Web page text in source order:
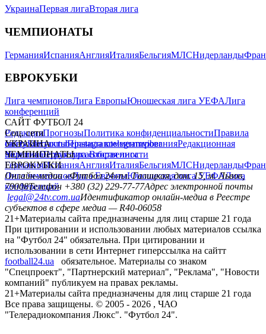
УкраинаПервая лигаВторая лига
ЧЕМПИОНАТЫ
ГерманияИспанияАнглияИталияБельгияМЛСНидерланды
ЕВРОКУБКИ
Лига чемпионовЛига ЕвропыЮношеская лига УЕФАЛига
конференций
САЙТ ФУТБОЛ 24
РедакцияПрогнозыПолитика конфиденциальностиПравила
сайтуКонтактыПравила комментированияРедакционная
политикаСтруктура собственности
Соц. сети
facebookxyoutubeinstagramtelegramviber
УКРАИНА
УкраинаПервая лигаВторая лига
ЧЕМПИОНАТЫ
ГерманияИспанияАнглияИталияБельгияМЛСНидерланды
ЕВРОКУБКИ
Лига чемпионовЛига ЕвропыЮношеская лига УЕФАЛига
конференций
Онлайн-медиа «Футбол 24»пл. Галицкая, дом. 15, м. Львов,
79008Телефон +380 (32) 229-77-77Адрес электронной почты
legal@24tv.com.uaИдентификатор онлайн-медиа в Реестре
субъектов в сфере медиа — R40-06058
21+Материалы сайта предназначены для лиц старше 21 года
При цитировании и использовании любых материалов ссылка
на "Футбол 24" обязательна. При цитировании и
использовании в сети Интернет гиперссылка на сайтт
football24.ua
обязательное. Материалы со знаком
"Спецпроект", "Партнерский материал", "Реклама", "Новости
компаний" публикуем на правах рекламы.
21+Материалы сайта предназначены для лиц старше 21 года
Все права защищены. © 2005 - 2026 , ЧАО
"Телерадиокомпания Люкс". "Футбол 24".